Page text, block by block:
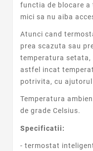
functia de blocare
mici sa nu aiba
Atunci cand
prea scazuta sau
temperatura setata,
astfel incat
potrivita, cu
Temperatura
de grade Celsius.
Specificatii:
- termostat